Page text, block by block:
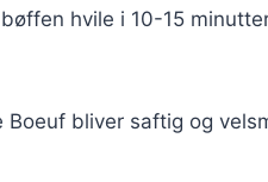
hvile i 10-15
bliver saftig og